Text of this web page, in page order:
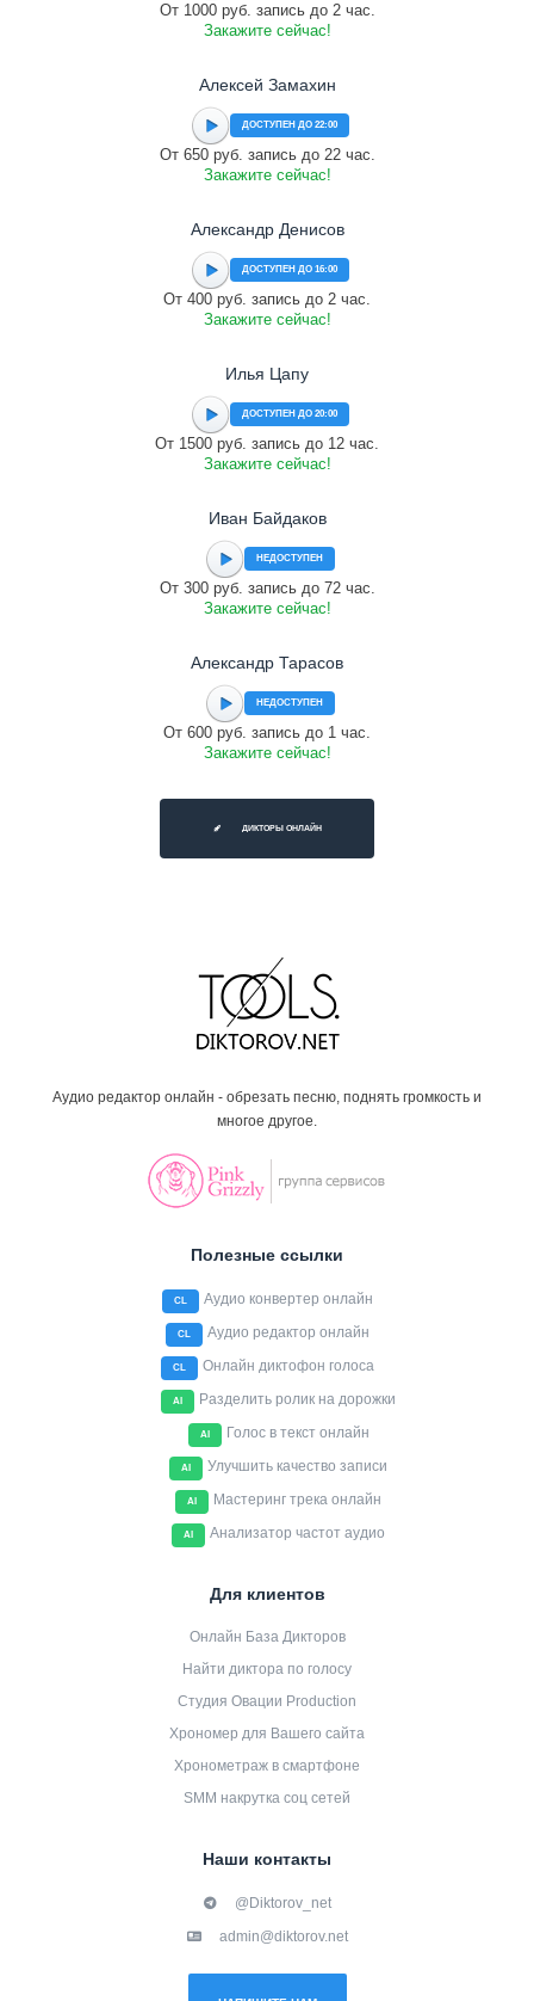
От 1000 руб. запись до 2 час.
Закажите сейчас!
Алексей Замахин
ДОСТУПЕН ДО 22:00
От 650 руб. запись до 22 час.
Закажите сейчас!
Александр Денисов
ДОСТУПЕН ДО 16:00
От 400 руб. запись до 2 час.
Закажите сейчас!
Илья Цапу
ДОСТУПЕН ДО 20:00
От 1500 руб. запись до 12 час.
Закажите сейчас!
Иван Байдаков
НЕДОСТУПЕН
От 300 руб. запись до 72 час.
Закажите сейчас!
Александр Тарасов
НЕДОСТУПЕН
От 600 руб. запись до 1 час.
Закажите сейчас!
ДИКТОРЫ ОНЛАЙН
Аудио редактор онлайн - обрезать песню, поднять громкость и
многое другое.
Полезные ссылки
CL Аудио конвертер онлайн
CL Аудио редактор онлайн
CL Онлайн диктофон голоса
AI Разделить ролик на дорожки
AI Голос в текст онлайн
AI Улучшить качество записи
AI Мастеринг трека онлайн
AI Анализатор частот аудио
Для клиентов
Онлайн База Дикторов
Найти диктора по голосу
Студия Овации Production
Хрономер для Вашего сайта
Хронометраж в смартфоне
SMM накрутка соц сетей
Наши контакты
@Diktorov_net
admin@diktorov.net